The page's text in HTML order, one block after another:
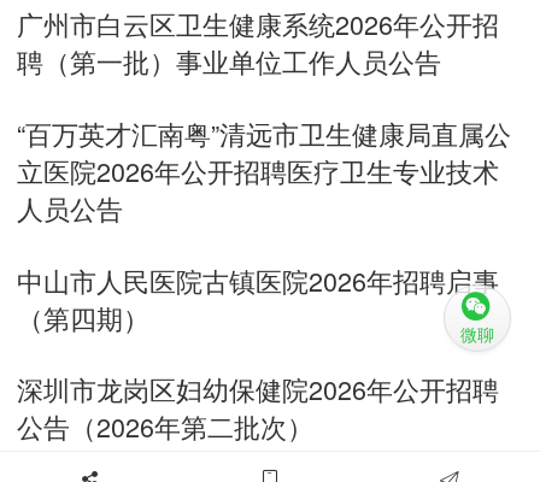
广州市白云区卫生健康系统2026年公开招
聘（第一批）事业单位工作人员公告
“百万英才汇南粤”清远市卫生健康局直属公
立医院2026年公开招聘医疗卫生专业技术
人员公告
中山市人民医院古镇医院2026年招聘启事
（第四期）
深圳市龙岗区妇幼保健院2026年公开招聘
公告（2026年第二批次）
微聊